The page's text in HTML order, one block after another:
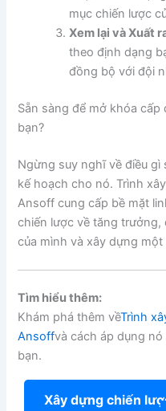
mục chiến lược
Xem lại và Xuất
theo định dạng
đồng bộ với đội
Sẵn sàng để mở khóa
bạn?
Ngừng suy nghĩ về điều gì
kế hoạch cho nó. Trình
Ansoff cung cấp bề mặt
chiến lược về tăng trưởng,
của mình và xây dựng
Tìm hiểu thêm:
Khám phá thêm vềTrình
Ansoffvà cách áp dụng
bạn.
Xây dựng chiến